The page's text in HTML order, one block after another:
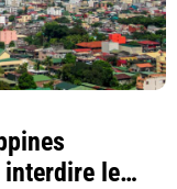
le